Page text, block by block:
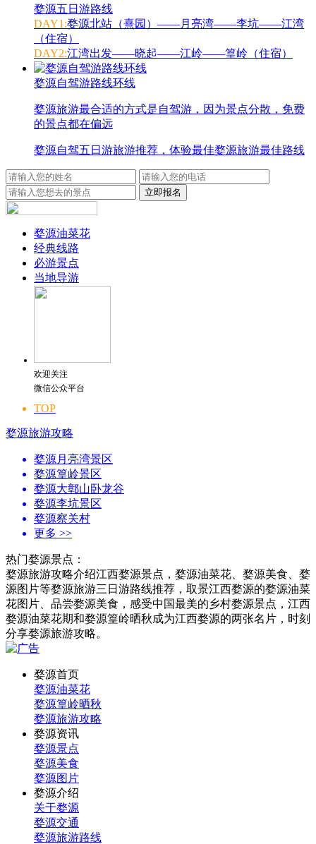
婺源五日游路线
DAY1:婺源北站（熹园）——月亮湾——李坑——江湾
（住宿）
DAY2:江湾出发——晓起——江岭——篁岭（住宿）
婺源自驾游路线环线
婺源旅游最合适的方式是自驾游，因为景点分散，免费
的景点都在偏远
婺源自驾五日游旅游推荐，体验最佳婺源旅游最佳路线
婺源油菜花
经典线路
必游景点
当地导游
欢迎关注
微信公众平台
TOP
婺源旅游攻略
婺源月亮湾景区
婺源篁岭景区
婺源大鄣山卧龙谷
婺源李坑景区
婺源察关村
更多 >>
热门婺源景点：
婺源旅游攻略介绍江西婺源景点，婺源油菜花、婺源美食、婺
源图片等婺源旅游三日游路线推荐，取景江西婺源的婺源油菜
花图片、品尝婺源美食，感受中国最美的乡村婺源景点，江西
婺源油菜花期和婺源篁岭晒秋成为江西婺源的两张名片，时刻
分享婺源旅游攻略。
婺源首页
婺源油菜花
婺源篁岭晒秋
婺源旅游攻略
婺源资讯
婺源景点
婺源美食
婺源图片
婺源介绍
关于婺源
婺源交通
婺源旅游路线